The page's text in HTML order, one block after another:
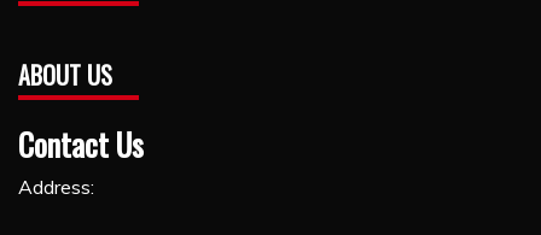
ABOUT US
Contact Us
Address: